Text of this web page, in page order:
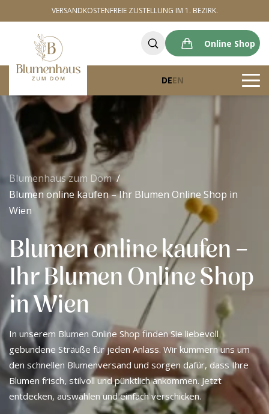
VERSANDKOSTENFREIE ZUSTELLUNG IM 1. BEZIRK.
Online Shop
DEEN
Blumenhaus zum Dom
Blumen online kaufen – Ihr Blumen Online Shop in
Wien
Blumen online kaufen –
Ihr Blumen Online Shop
in Wien
In unserem Blumen Online Shop finden Sie liebevoll
gebundene Sträuße für jeden Anlass. Wir kümmern uns um
den schnellen Blumenversand und sorgen dafür, dass Ihre
Blumen frisch, stilvoll und pünktlich ankommen. Jetzt
entdecken, auswählen und einfach verschicken.